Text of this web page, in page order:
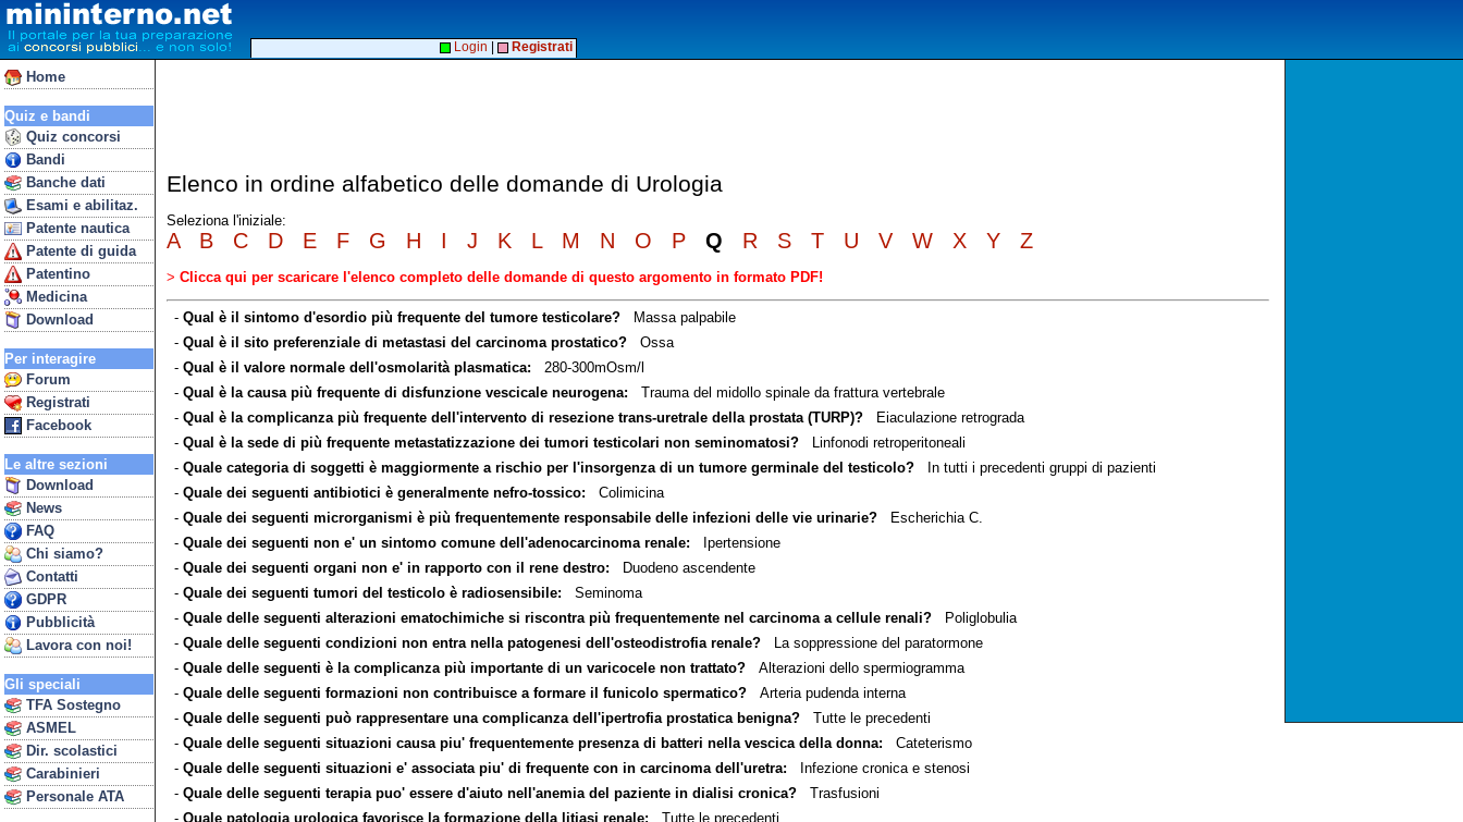
Home
Quiz e bandi
Quiz concorsi
Bandi
Banche dati
Esami e abilitaz.
Patente nautica
Patente di guida
Patentino
Medicina
Download
Per interagire
Forum
Registrati
Facebook
Le altre sezioni
Download
News
FAQ
Chi siamo?
Contatti
GDPR
Pubblicità
Lavora con noi!
Gli speciali
TFA Sostegno
ASMEL
Dir. scolastici
Carabinieri
Personale ATA
Login Registrati
Elenco in ordine alfabetico delle domande di Urologia
Seleziona l'iniziale:
A B C D E F G H I J K L M N O P Q R S T U V W X Y Z
> Clicca qui per scaricare l'elenco completo delle domande di questo argomento in formato PDF!
- Qual è il sintomo d'esordio più frequente del tumore testicolare?Massa palpabile
- Qual è il sito preferenziale di metastasi del carcinoma prostatico?Ossa
- Qual è il valore normale dell'osmolarità plasmatica: 280-300mOsm/l
- Qual è la causa più frequente di disfunzione vescicale neurogena: Trauma del midollo spinale da frattura vertebrale
- Qual è la complicanza più frequente dell'intervento di resezione trans-uretrale della prostata (TURP)?Eiaculazione retrograda
- Qual è la sede di più frequente metastatizzazione dei tumori testicolari non seminomatosi?Linfonodi retroperitoneali
- Quale categoria di soggetti è maggiormente a rischio per l'insorgenza di un tumore germinale del testicolo?In tutti i precedenti gruppi di pazienti
- Quale dei seguenti antibiotici è generalmente nefro-tossico: Colimicina
- Quale dei seguenti microrganismi è più frequentemente responsabile delle infezioni delle vie urinarie?Escherichia C.
- Quale dei seguenti non e' un sintomo comune dell'adenocarcinoma renale: Ipertensione
- Quale dei seguenti organi non e' in rapporto con il rene destro: Duodeno ascendente
- Quale dei seguenti tumori del testicolo è radiosensibile: Seminoma
- Quale delle seguenti alterazioni ematochimiche si riscontra più frequentemente nel carcinoma a cellule renali?Poliglobulia
- Quale delle seguenti condizioni non entra nella patogenesi dell'osteodistrofia renale?La soppressione del paratormone
- Quale delle seguenti è la complicanza più importante di un varicocele non trattato?Alterazioni dello spermiogramma
- Quale delle seguenti formazioni non contribuisce a formare il funicolo spermatico?Arteria pudenda interna
- Quale delle seguenti può rappresentare una complicanza dell'ipertrofia prostatica benigna?Tutte le precedenti
- Quale delle seguenti situazioni causa piu' frequentemente presenza di batteri nella vescica della donna: Cateterismo
- Quale delle seguenti situazioni e' associata piu' di frequente con in carcinoma dell'uretra: Infezione cronica e stenosi
- Quale delle seguenti terapia puo' essere d'aiuto nell'anemia del paziente in dialisi cronica?Trasfusioni
- Quale patologia urologica favorisce la formazione della litiasi renale: Tutte le precedenti